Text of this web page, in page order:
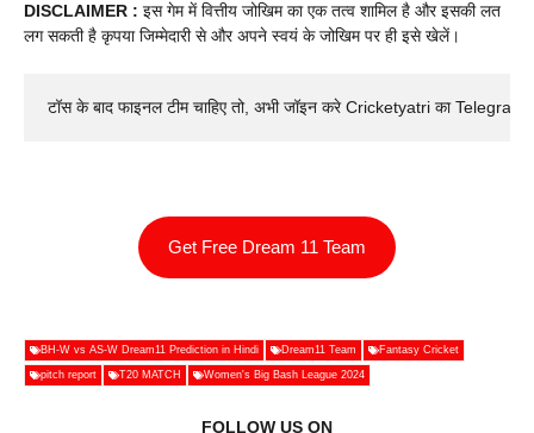
DISCLAIMER : इस गेम में वित्तीय जोखिम का एक तत्व शामिल है और इसकी लत
लग सकती है कृपया जिम्मेदारी से और अपने स्वयं के जोखिम पर ही इसे खेलें।
टॉस के बाद फाइनल टीम चाहिए तो, अभी जॉइन करे Cricketyatri का
Get Free Dream 11 Team
BH-W vs AS-W Dream11 Prediction in Hindi Dream11 Team Fantasy Cricket
pitch report T20 MATCH Women's Big Bash League 2024
FOLLOW US ON